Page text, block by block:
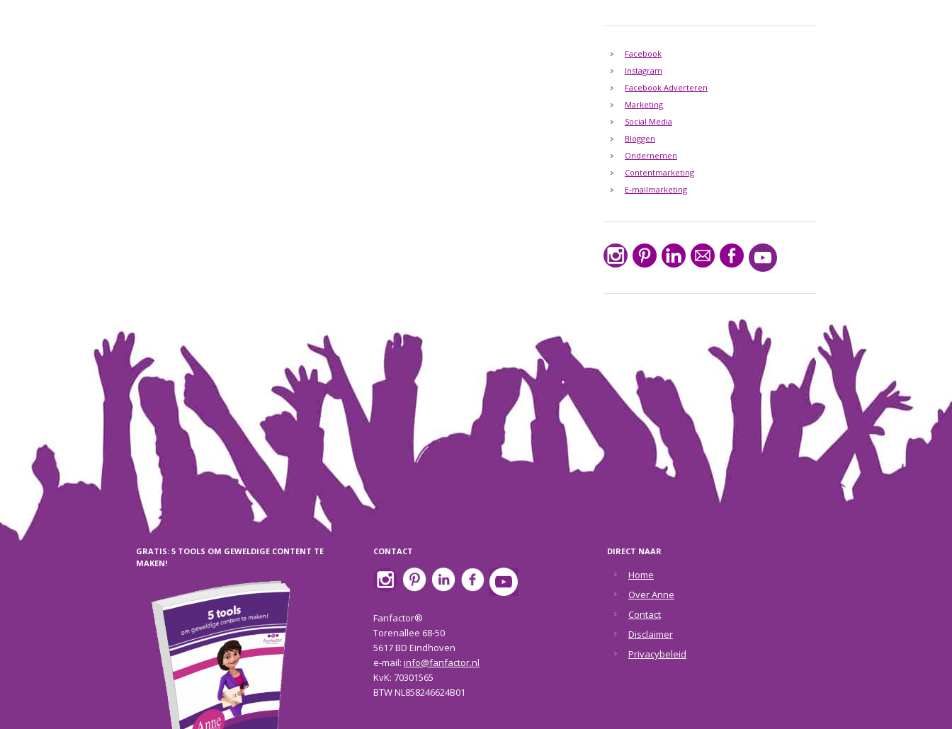
Facebook
Instagram
Facebook Adverteren
Marketing
Social Media
Bloggen
Ondernemen
Contentmarketing
E-mailmarketing
GRATIS: 5 TOOLS OM GEWELDIGE CONTENT TE
MAKEN!
CONTACT
Fanfactor®
Torenallee 68-50
5617 BD Eindhoven
e-mail: info@fanfactor.nl
KvK: 70301565
BTW NL858246624B01
DIRECT NAAR
Home
Over Anne
Contact
Disclaimer
Privacybeleid